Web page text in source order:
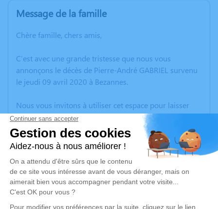
Message de la famille
Chère famille, chers amis,
C’est avec une grande tristesse que nous vous
annonçons le décès de Pierre-André GABRIEL survenu
le jeudi 09 avril 2020 à Bezannes.
Nous vous invitons à utiliser cet espace pour laisser
vos condoléances, partager des photos souvenirs, une
anecdote ou exprimer vos pensées à travers des
poèmes ou des textes. Cet endroit est un lieu
d'expression dédié à honorer la mémoire de Pierre-
André GABRIEL.
Un service de plantation d’arbre hommage est
disponible ici